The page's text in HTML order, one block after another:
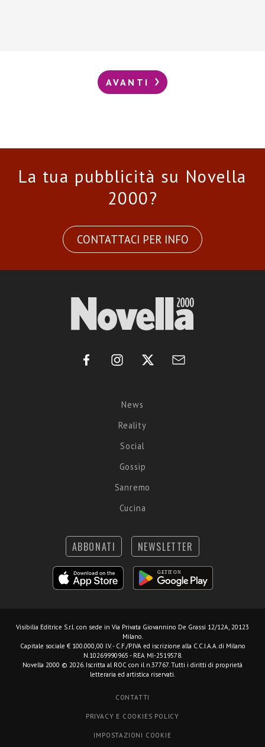
AVANTI
La tua pubblicità su Novella
2000?
CONTATTACI PER INFO
News
Reality
Social
Gossip
Sanremo
Cucina
ABBONATI NEWSLETTER
Visibilia Editrice S.r.l. con sede in Via Privata Giovannino De Grassi 12/12A, 20123
Milano.
Capitale sociale € 100.000,00 I.V. - C.F./P.IVA ed iscrizione alla C.C.I.A.A. di Milano
N.10269990965 - REA MI-2519578.
Novella 2000 © 2026. Iscritta al ROC con il n.37767. Tutti i diritti di proprietà
letteraria ed artistica riservati.
CONTATTI
PRIVACY E COOKIES POLICY
IMPOSTAZIONI COOKIE